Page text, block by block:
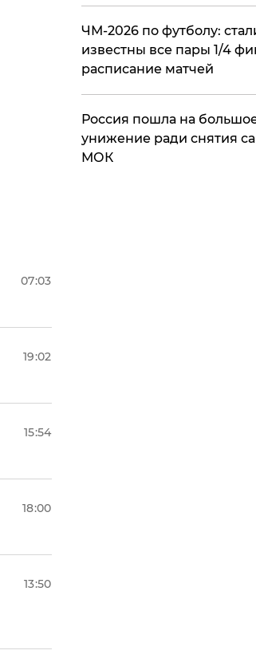
07:03
19:02
15:54
18:00
13:50
ЧМ-2026 по футболу:
известны все пары 1/4
расписание матчей
Россия пошла на
унижение ради снятия
МОК